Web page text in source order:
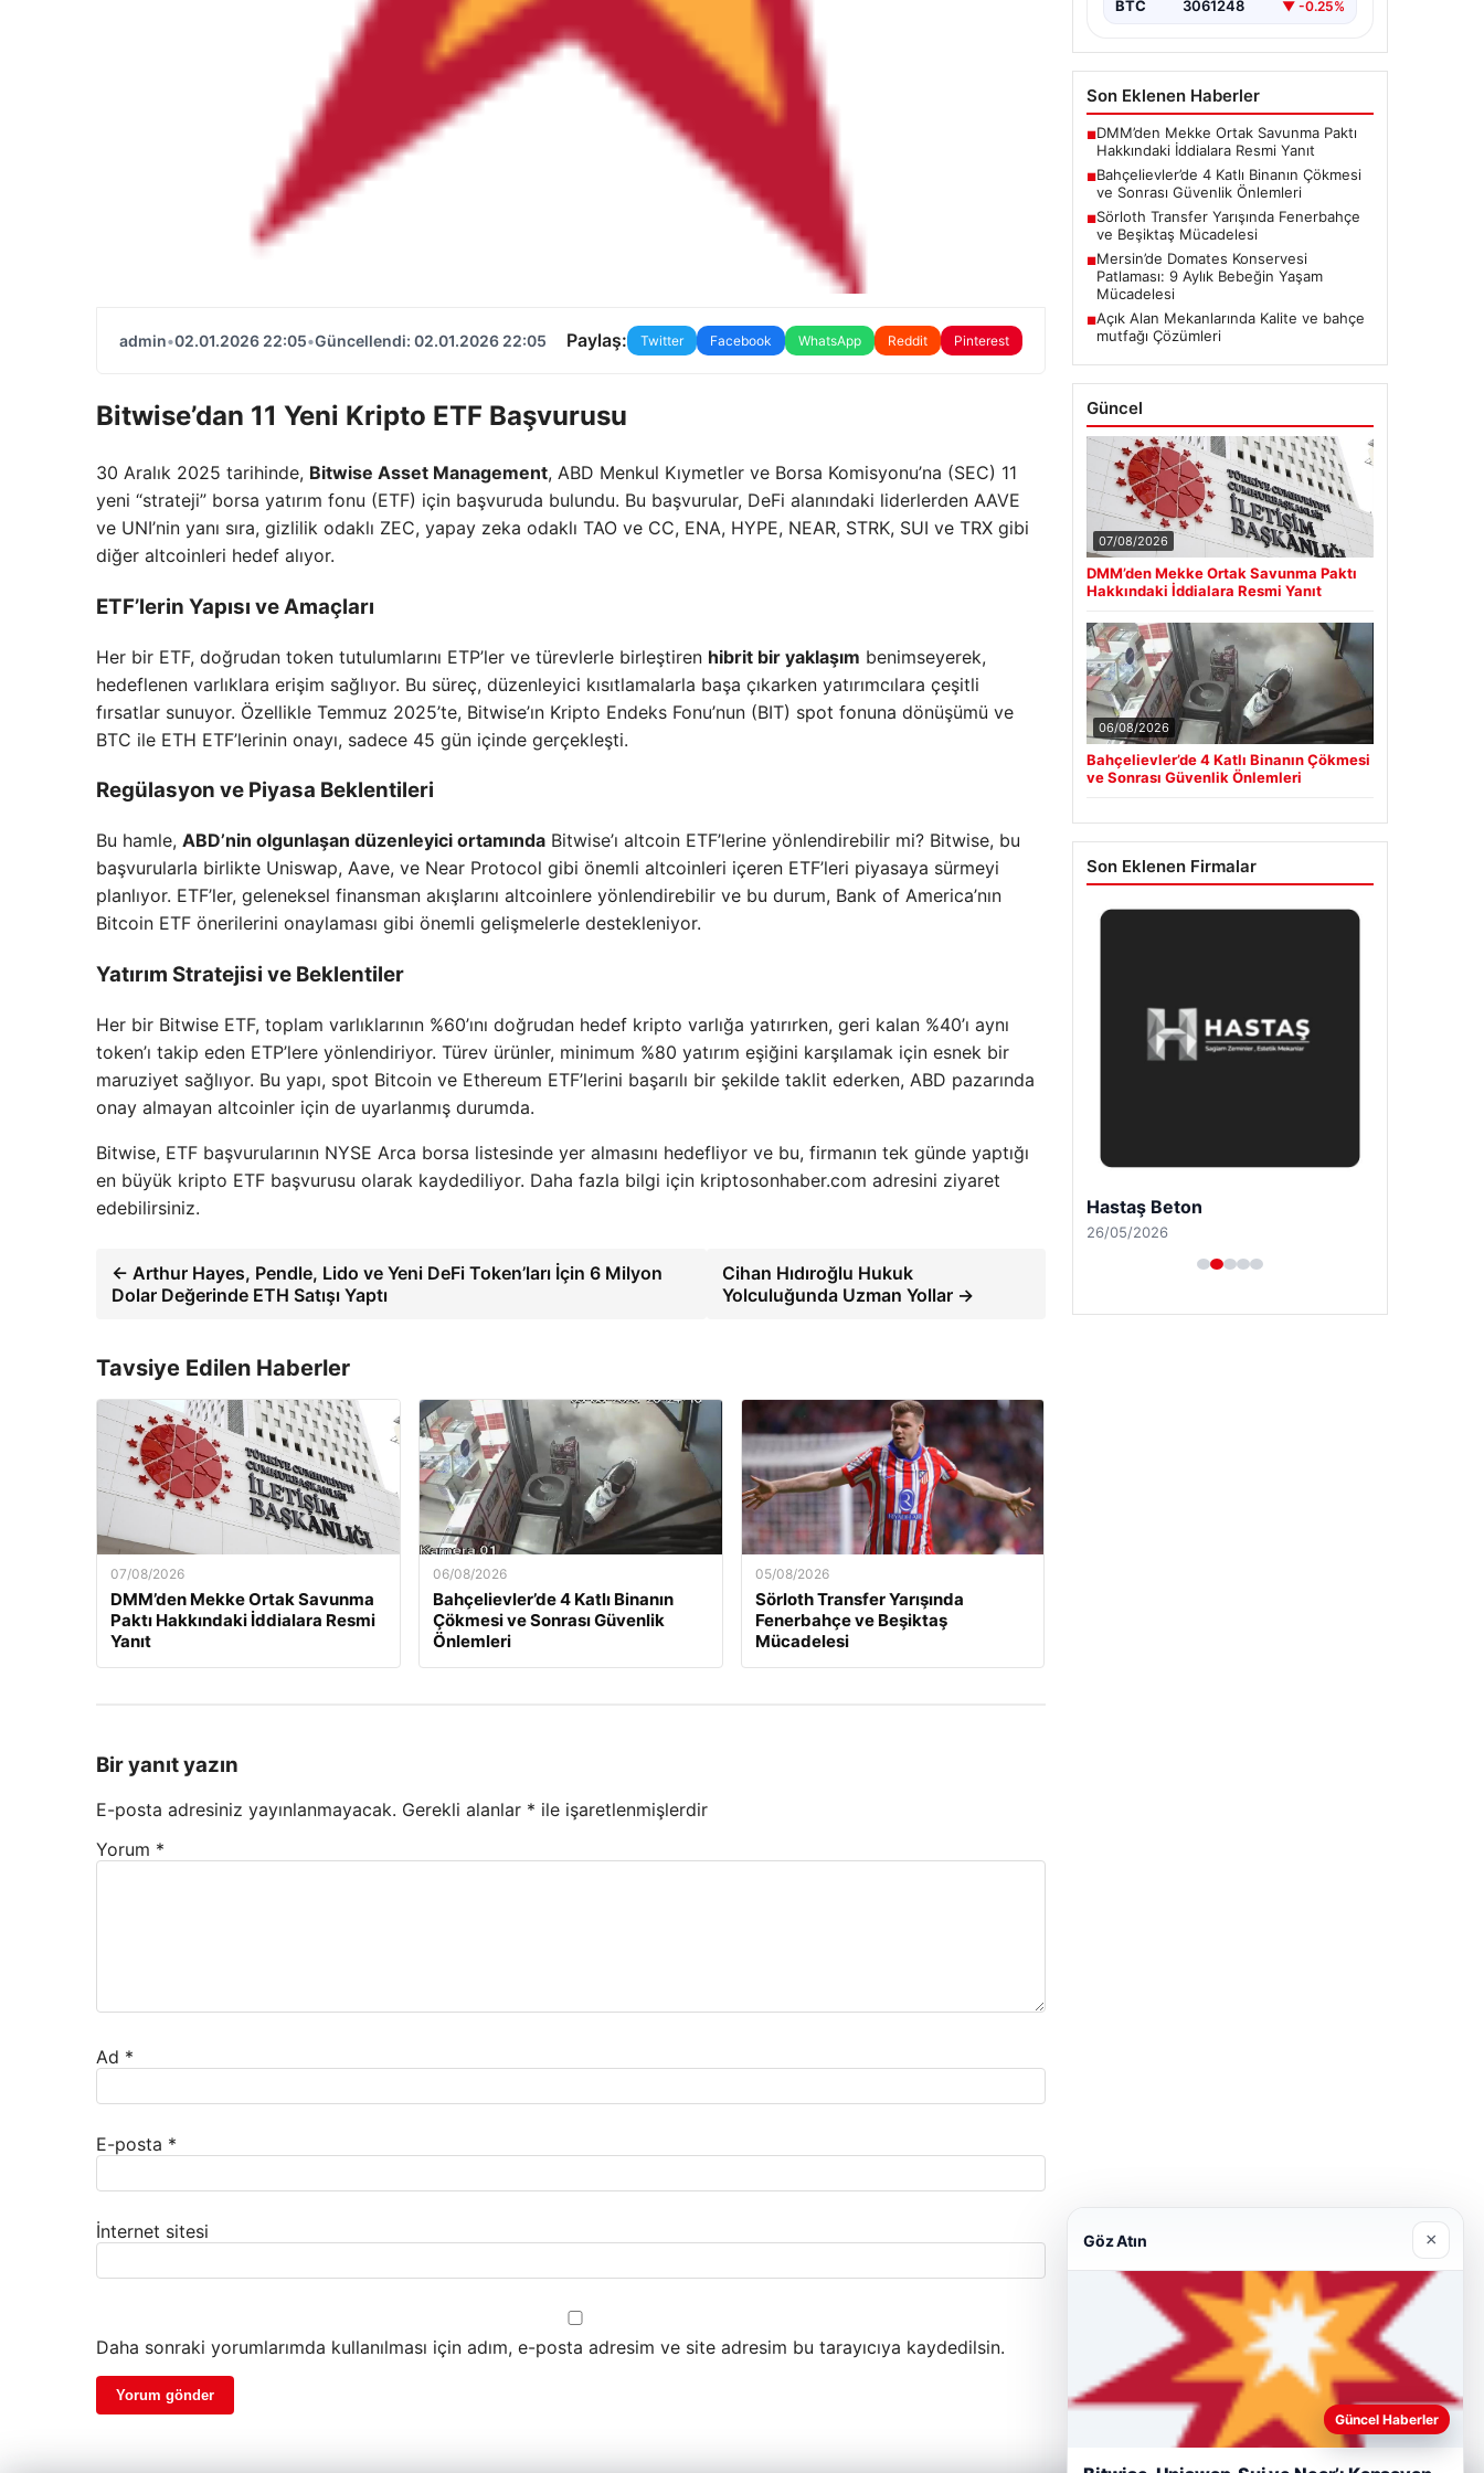
admin•02.01.2026 22:05•Güncellendi: 02.01.2026 22:05 Paylaş: Twitter Facebook WhatsApp Reddit Pinterest
Bitwise’dan 11 Yeni Kripto ETF Başvurusu
30 Aralık 2025 tarihinde, Bitwise Asset Management, ABD Menkul Kıymetler ve Borsa Komisyonu’na (SEC) 11
yeni “strateji” borsa yatırım fonu (ETF) için başvuruda bulundu. Bu başvurular, DeFi alanındaki liderlerden AAVE
ve UNI’nin yanı sıra, gizlilik odaklı ZEC, yapay zeka odaklı TAO ve CC, ENA, HYPE, NEAR, STRK, SUI ve TRX gibi
diğer altcoinleri hedef alıyor.
ETF’lerin Yapısı ve Amaçları
Her bir ETF, doğrudan token tutulumlarını ETP’ler ve türevlerle birleştiren hibrit bir yaklaşım benimseyerek,
hedeflenen varlıklara erişim sağlıyor. Bu süreç, düzenleyici kısıtlamalarla başa çıkarken yatırımcılara çeşitli
fırsatlar sunuyor. Özellikle Temmuz 2025’te, Bitwise’ın Kripto Endeks Fonu’nun (BIT) spot fonuna dönüşümü ve
BTC ile ETH ETF’lerinin onayı, sadece 45 gün içinde gerçekleşti.
Regülasyon ve Piyasa Beklentileri
Bu hamle, ABD’nin olgunlaşan düzenleyici ortamında Bitwise’ı altcoin ETF’lerine yönlendirebilir mi? Bitwise, bu
başvurularla birlikte Uniswap, Aave, ve Near Protocol gibi önemli altcoinleri içeren ETF’leri piyasaya sürmeyi
planlıyor. ETF’ler, geleneksel finansman akışlarını altcoinlere yönlendirebilir ve bu durum, Bank of America’nın
Bitcoin ETF önerilerini onaylaması gibi önemli gelişmelerle destekleniyor.
Yatırım Stratejisi ve Beklentiler
Her bir Bitwise ETF, toplam varlıklarının %60’ını doğrudan hedef kripto varlığa yatırırken, geri kalan %40’ı aynı
token’ı takip eden ETP’lere yönlendiriyor. Türev ürünler, minimum %80 yatırım eşiğini karşılamak için esnek bir
maruziyet sağlıyor. Bu yapı, spot Bitcoin ve Ethereum ETF’lerini başarılı bir şekilde taklit ederken, ABD pazarında
onay almayan altcoinler için de uyarlanmış durumda.
Bitwise, ETF başvurularının NYSE Arca borsa listesinde yer almasını hedefliyor ve bu, firmanın tek günde yaptığı
en büyük kripto ETF başvurusu olarak kaydediliyor. Daha fazla bilgi için kriptosonhaber.com adresini ziyaret
edebilirsiniz.
← Arthur Hayes, Pendle, Lido ve Yeni DeFi Token’ları İçin 6 Milyon
Dolar Değerinde ETH Satışı Yaptı
Cihan Hıdıroğlu Hukuk
Yolculuğunda Uzman Yollar →
Tavsiye Edilen Haberler
07/08/2026
DMM’den Mekke Ortak Savunma
Paktı Hakkındaki İddialara Resmi
Yanıt
06/08/2026
Bahçelievler’de 4 Katlı Binanın
Çökmesi ve Sonrası Güvenlik
Önlemleri
05/08/2026
Sörloth Transfer Yarışında
Fenerbahçe ve Beşiktaş
Mücadelesi
Bir yanıt yazın
E-posta adresiniz yayınlanmayacak. Gerekli alanlar * ile işaretlenmişlerdir
Yorum *
Ad *
E-posta *
İnternet sitesi
Daha sonraki yorumlarımda kullanılması için adım, e-posta adresim ve site adresim bu tarayıcıya kaydedilsin.
BTC 3061248 ▼ -0.25%
Son Eklenen Haberler
■DMM’den Mekke Ortak Savunma Paktı
Hakkındaki İddialara Resmi Yanıt
■Bahçelievler’de 4 Katlı Binanın Çökmesi
ve Sonrası Güvenlik Önlemleri
■Sörloth Transfer Yarışında Fenerbahçe
ve Beşiktaş Mücadelesi
■Mersin’de Domates Konservesi
Patlaması: 9 Aylık Bebeğin Yaşam
Mücadelesi
■Açık Alan Mekanlarında Kalite ve bahçe
mutfağı Çözümleri
Güncel
07/08/2026
DMM’den Mekke Ortak Savunma Paktı
Hakkındaki İddialara Resmi Yanıt
06/08/2026
Bahçelievler’de 4 Katlı Binanın Çökmesi
ve Sonrası Güvenlik Önlemleri
Son Eklenen Firmalar
Hastaş Beton
26/05/2026
Göz Atın ×
Güncel Haberler